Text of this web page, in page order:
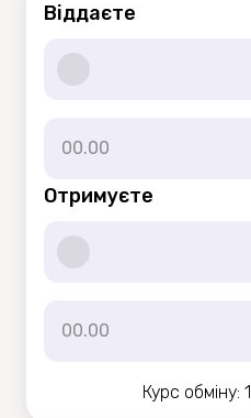
Віддаєте
Отримуєте
Курс обміну: 1